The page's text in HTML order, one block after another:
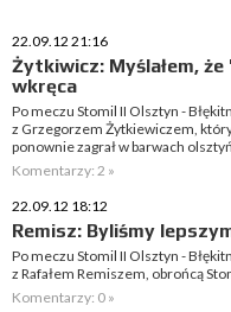
22.09.12 21:16
Żytkiwicz: Myślałem, że
wkręca
Po meczu Stomil II Olsztyn -
z Grzegorzem Żytkiewiczem,
ponownie zagrał w barwach
Komentarzy: 2 »
22.09.12 18:12
Remisz: Byliśmy
Po meczu Stomil II Olsztyn -
z Rafałem Remiszem, obrońcą
Komentarzy: 0 »